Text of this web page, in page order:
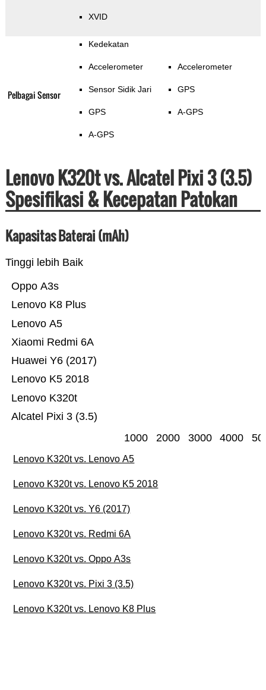
XVID
Pelbagai Sensor
Kedekatan
Accelerometer
Sensor Sidik Jari
GPS
A-GPS
Accelerometer
GPS
A-GPS
Lenovo K320t vs. Alcatel Pixi 3 (3.5)
Spesifikasi & Kecepatan Patokan
Kapasitas Baterai (mAh)
Tinggi lebih Baik
Alcatel Pixi 3 (3.5)
Lenovo K320t
Lenovo K5 2018
Huawei Y6 (2017)
Xiaomi Redmi 6A
Lenovo A5
Lenovo K8 Plus
Oppo A3s
1000 2000 3000 4000
Lenovo K320t vs. Lenovo A5
Lenovo K320t vs. Lenovo K5 2018
Lenovo K320t vs. Y6 (2017)
Lenovo K320t vs. Redmi 6A
Lenovo K320t vs. Oppo A3s
Lenovo K320t vs. Pixi 3 (3.5)
Lenovo K320t vs. Lenovo K8 Plus